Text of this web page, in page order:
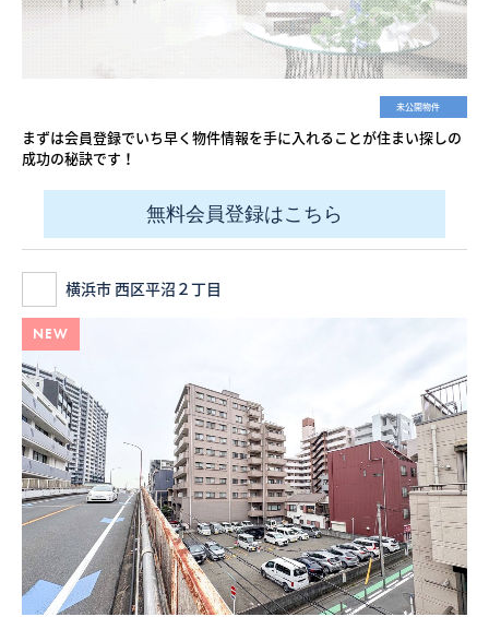
未公開物件
まずは会員登録でいち早く物件情報を手に入れることが住まい探しの
成功の秘訣です！
無料会員登録はこちら
横浜市 西区平沼２丁目
NEW